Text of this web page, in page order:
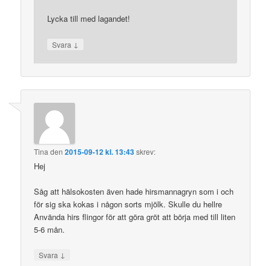
Lycka till med lagandet!
Svara ↓
Tina den2015-09-12 kl. 13:43skrev:
Hej
Såg att hälsokosten även hade hirsmannagryn som i och
för sig ska kokas i någon sorts mjölk. Skulle du hellre
Använda hirs flingor för att göra gröt att börja med till liten
5-6 mån.
Svara ↓